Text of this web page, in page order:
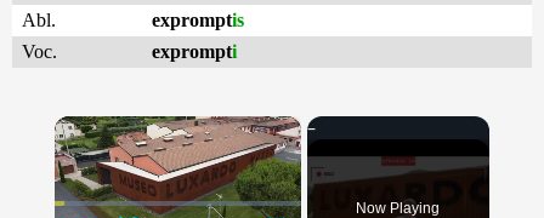
Abl.
expromptis
Voc.
exprompti
×
Now Playing